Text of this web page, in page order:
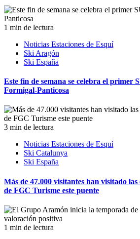
1 min de lectura
Noticias Estaciones de Esquí
Ski Aragón
Ski España
Este fin de semana se celebra el primer
Formigal-Panticosa
3 min de lectura
Noticias Estaciones de Esquí
Ski Catalunya
Ski España
Más de 47.000 visitantes han visitado las
de FGC Turisme este puente
1 min de lectura